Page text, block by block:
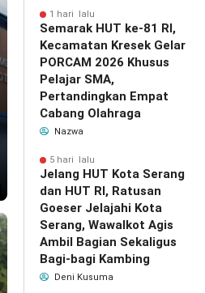
1 hari lalu
Semarak HUT ke-81 RI,
Kecamatan Kresek Gelar
PORCAM 2026 Khusus
Pelajar SMA,
Pertandingkan Empat
Cabang Olahraga
Nazwa
5 hari lalu
Jelang HUT Kota Serang
dan HUT RI, Ratusan
Goeser Jelajahi Kota
Serang, Wawalkot Agis
Ambil Bagian Sekaligus
Bagi-bagi Kambing
Deni Kusuma